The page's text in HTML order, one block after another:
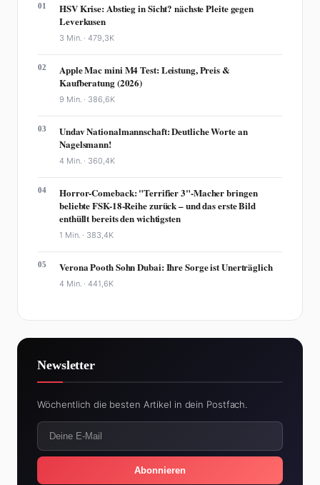
01
HSV Krise: Abstieg in Sicht? nächste Pleite gegen
Leverkusen
3 Min. ·479,3K
02
Apple Mac mini M4 Test: Leistung, Preis &
Kaufberatung (2026)
9 Min. · 386,6K
03
Undav Nationalmannschaft: Deutliche Worte an
Nagelsmann!
4 Min. · 360,4K
04
Horror-Comeback: "Terrifier 3"-Macher bringen
beliebte FSK-18-Reihe zurück – und das erste Bild
enthüllt bereits den wichtigsten
1 Min. · 383,4K
05 Verona Pooth Sohn Dubai: Ihre Sorge ist Unerträglich
4 Min. ·441,6K
Newsletter
Wöchentlich die besten Artikel in dein Postfach.
Abonnieren